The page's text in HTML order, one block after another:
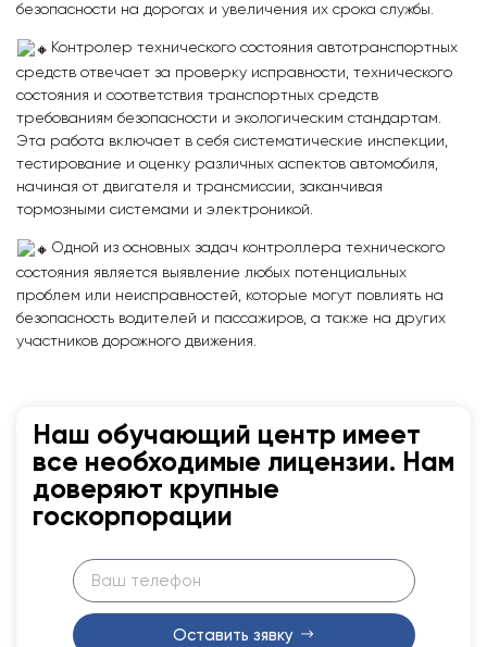
безопасности на дорогах и увеличения их срока службы.
Контролер технического состояния автотранспортных
средств отвечает за проверку исправности, технического
состояния и соответствия транспортных средств
требованиям безопасности и экологическим стандартам.
Эта работа включает в себя систематические инспекции,
тестирование и оценку различных аспектов автомобиля,
начиная от двигателя и трансмиссии, заканчивая
тормозными системами и электроникой.
Одной из основных задач контроллера технического
состояния является выявление любых потенциальных
проблем или неисправностей, которые могут повлиять на
безопасность водителей и пассажиров, а также на других
участников дорожного движения.
Наш обучающий центр имеет
все необходимые лицензии. Нам
доверяют крупные
госкорпорации
Оставить зявку